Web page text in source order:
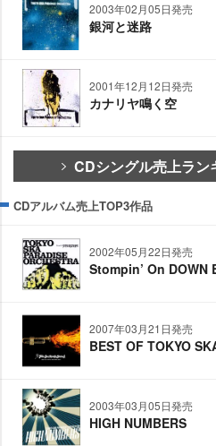
2003年02月05日発売
銀河と迷路
2001年12月12日発売
カナリヤ鳴く空
CDシングル売上ラン
CDアルバム売上TOP3作品
2002年05月22日発売
Stompin’ On DOWN
2007年03月21日発売
BEST OF TOKYO
2003年03月05日発売
HIGH NUMBERS